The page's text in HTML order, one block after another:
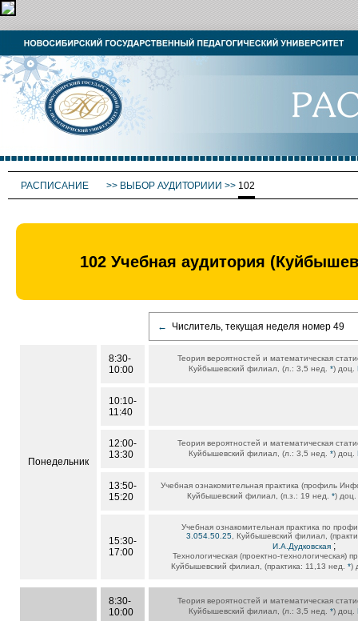
РАСПИСАНИЕ >> ВЫБОР АУДИТОРИИИ >> 102
102 Учебная аудитория
← Числитель, текущая неделя номер 49
Понедельник
8:30-
10:00
Теория вероятностей и математическая
Куйбышевский филиал, (л.: 3,5 нед. *) доц.
10:10-
11:40
12:00-
13:30
Теория вероятностей и математическая
Куйбышевский филиал, (л.: 3,5 нед. *) доц.
13:50-
15:20
Учебная ознакомительная практика (профиль
Куйбышевский филиал, (п.з.: 19 нед. *) доц.
15:30-
17:00
Учебная ознакомительная практика по
3.054.50.25 , Куйбышевский филиал,
И.А.Дудковская ;
Технологическая (проектно-технологическая)
Куйбышевский филиал, (практика: 11,13 нед. *)
8:30-
10:00
Теория вероятностей и математическая
Куйбышевский филиал, (л.: 3,5 нед. *) доц.